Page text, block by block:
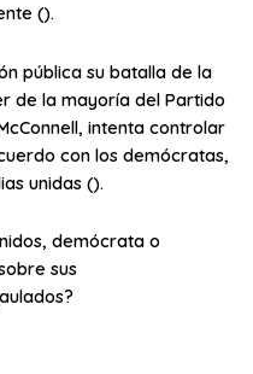
().
pública su batalla de la
de la mayoría del Partido
intenta controlar
con los demócratas,
unidas ().
demócrata o
sus